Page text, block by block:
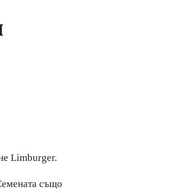
Limburger.
също